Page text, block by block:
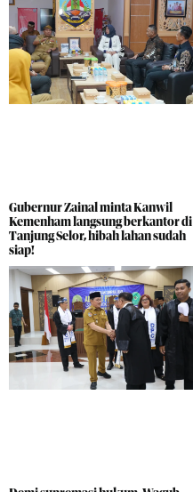
Gubernur Zainal minta Kanwil
Kemenham langsung berkantor di
Tanjung Selor, hibah lahan sudah
siap!